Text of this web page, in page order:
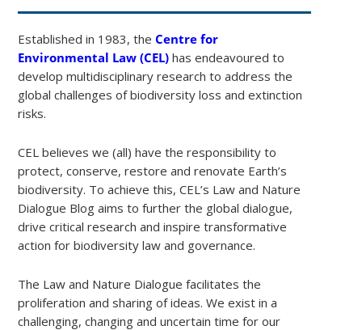
Established in 1983, theCentre for
Environmental Law (CEL) has endeavoured to
develop multidisciplinary research to address the
global challenges of biodiversity loss and extinction
risks.
CEL believes we (all) have the responsibility to
protect, conserve, restore and renovate Earth’s
biodiversity. To achieve this, CEL’s Law and Nature
Dialogue Blog aims to further the global dialogue,
drive critical research and inspire transformative
action for biodiversity law and governance.
The Law and Nature Dialogue facilitates the
proliferation and sharing of ideas. We exist in a
challenging, changing and uncertain time for our